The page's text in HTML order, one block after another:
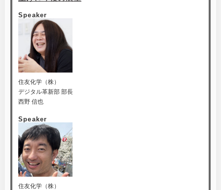
Speaker
住友化学（株）
デジタル革新部 部長
西野 信也
Speaker
住友化学（株）